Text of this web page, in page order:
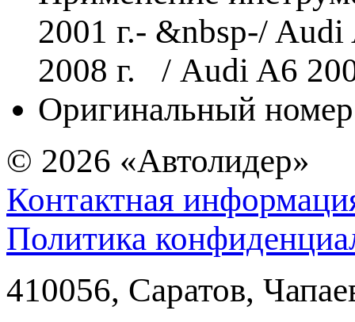
2001 г.- &nbsp-/
2008 г. / Audi A6
Оригинальный
© 2026 «Автолидер»
Контактная
Политика
410056, Саратов,